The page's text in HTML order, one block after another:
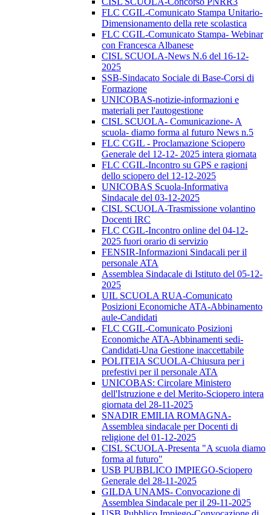
FLC CGIL-Comunicato Stampa Unitario-
Dimensionamento della rete scolastica
FLC CGIL-Comunicato Stampa- Webinar
con Francesca Albanese
CISL SCUOLA-News N.6 del 16-12-
2025
SSB-Sindacato Sociale di Base-Corsi di
Formazione
UNICOBAS-notizie-informazioni e
materiali per l'autogestione
CISL SCUOLA- Comunicazione- A
scuola- diamo forma al futuro News n.5
FLC CGIL - Proclamazione Sciopero
Generale del 12-12- 2025 intera giornata
FLC CGIL-Incontro su GPS e ragioni
dello sciopero del 12-12-2025
UNICOBAS Scuola-Informativa
Sindacale del 03-12-2025
CISL SCUOLA-Trasmissione volantino
Docenti IRC
FLC CGIL-Incontro online del 04-12-
2025 fuori orario di servizio
FENSIR-Informazioni Sindacali per il
personale ATA
Assemblea Sindacale di Istituto del 05-12-
2025
UIL SCUOLA RUA-Comunicato
Posizioni Economiche ATA-Abbinamento
aule-Candidati
FLC CGIL-Comunicato Posizioni
Economiche ATA-Abbinamenti sedi-
Candidati-Una Gestione inaccettabile
POLITEIA SCUOLA-Chiusura per i
prefestivi per il personale ATA
UNICOBAS: Circolare Ministero
dell'Istruzione e del Merito-Sciopero intera
giornata del 28-11-2025
SNADIR EMILIA ROMAGNA-
Assemblea sindacale per Docenti di
religione del 01-12-2025
CISL SCUOLA-Presenta "A scuola diamo
forma al futuro"
USB PUBBLICO IMPIEGO-Sciopero
Generale del 28-11-2025
GILDA UNAMS- Convocazione di
Assemblea Sindacale per il 29-11-2025